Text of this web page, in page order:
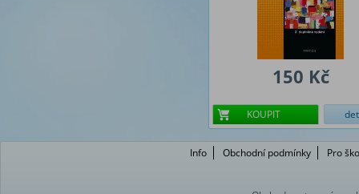
150 Kč
KOUPIT
Info Obchodní podmínky Pro